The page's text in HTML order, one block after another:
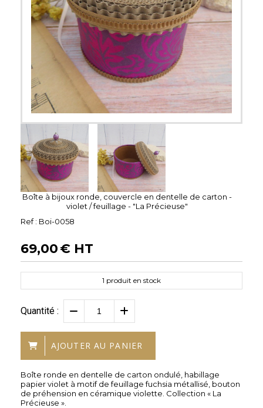
Boîte à bijoux ronde, couvercle en dentelle de carton -
violet / feuillage - "La Précieuse"
Ref : Boi-0058
69,00€ HT
1 produit en stock
Quantité :
AJOUTER AU PANIER
Boîte ronde en dentelle de carton ondulé, habillage
papier violet à motif de feuillage fuchsia métallisé, bouton
de préhension en céramique violette. Collection « La
Précieuse ».